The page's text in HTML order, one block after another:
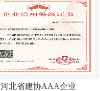
河北省建协AAA企业